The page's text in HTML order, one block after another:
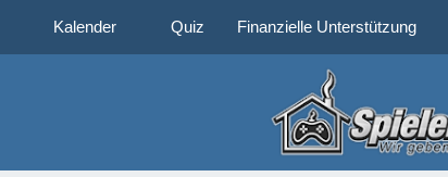
Kalender Quiz Finanzielle Unterstützung